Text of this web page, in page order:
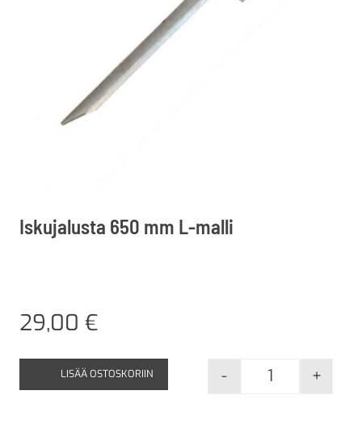
Iskujalusta 650 mm L-malli
29,00 €
Iskujalusta
- +
LISÄÄ OSTOSKORIIN